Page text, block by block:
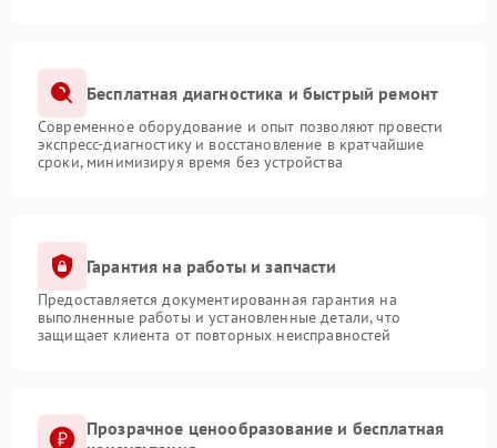
Бесплатная диагностика и быстрый ремонт
Современное оборудование и опыт позволяют провести
экспресс-диагностику и восстановление в кратчайшие
сроки, минимизируя время без устройства
Гарантия на работы и запчасти
Предоставляется документированная гарантия на
выполненные работы и установленные детали, что
защищает клиента от повторных неисправностей
Прозрачное ценообразование и бесплатная